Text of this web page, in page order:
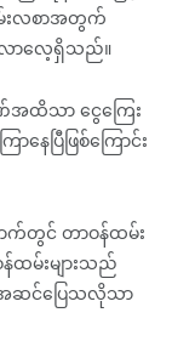
းလစာအတွက်
လာလေ့ရှိသည်။
အထိသာ ငွေကြေး
နေပြီဖြစ်ကြောင်း
က်တွင် တာဝန်ထမ်း
ထမ်းများသည်
အဆင်ပြေသလိုသာ